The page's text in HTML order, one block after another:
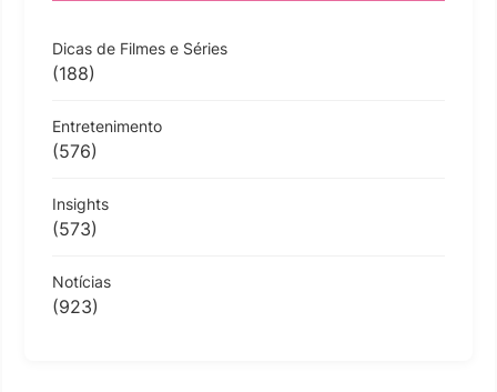
Dicas de Filmes e Séries
(188)
Entretenimento
(576)
Insights
(573)
Notícias
(923)